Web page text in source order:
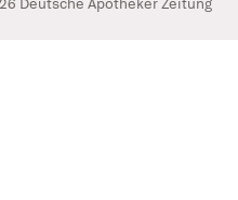
Deutsche Apotheker Zeitung